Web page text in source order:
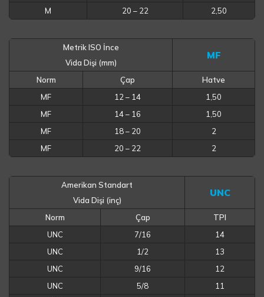
M
20 – 22 2,50
Metrik ISO İnce
Vida Dişi (mm)
MF
Norm Çap
Hatve
MF
12 – 14
1,50
MF
14 – 16
1,50
MF
18 – 20
2
MF
20 – 22 2
Amerikan Standart
Vida Dişi (inç)
UNC
Norm Çap
TPI
UNC
7/16
14
UNC
1/2
13
UNC
9/16
12
UNC
5/8
11